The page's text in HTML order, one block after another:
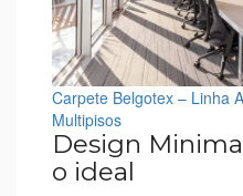
Carpete Belgotex – Linha
Multipisos
Design
o ideal